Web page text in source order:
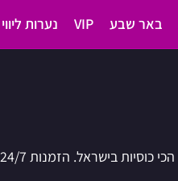
באר שבע VIP נערות
כוסיות בישראל. הזמנות 24/7